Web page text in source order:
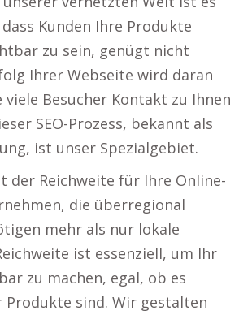
Kunden Ihre Produkte
zu sein, genügt nicht
Ihrer Webseite wird daran
viele Besucher Kontakt zu Ihnen
SEO-Prozess, bekannt als
ist unser Spezialgebiet.
der Reichweite für Ihre Online-
die überregional
mehr als nur lokale
ist essenziell, um Ihr
zu machen, egal, ob es
Produkte sind. Wir gestalten